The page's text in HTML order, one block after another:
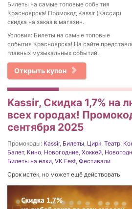
Билеты на самые топовые события
Красноярска! Промокод Kassir (Кассир)
скидка на заказ в магазин.
Условия: Билеты на самые топовые
события Красноярска! На сайте
главных музыкальных событий.
Открыть купон
Kassir, Скидка 1,7% на
всех городах!
сентября 2025
Промокоды: Kassir, Билеты, Цирк, Театр,
Балет, Кино, Новогодние, Хоккей,
Билеты на елки, VK Fest, Фестивали
Срок истек, но может ещё действовать